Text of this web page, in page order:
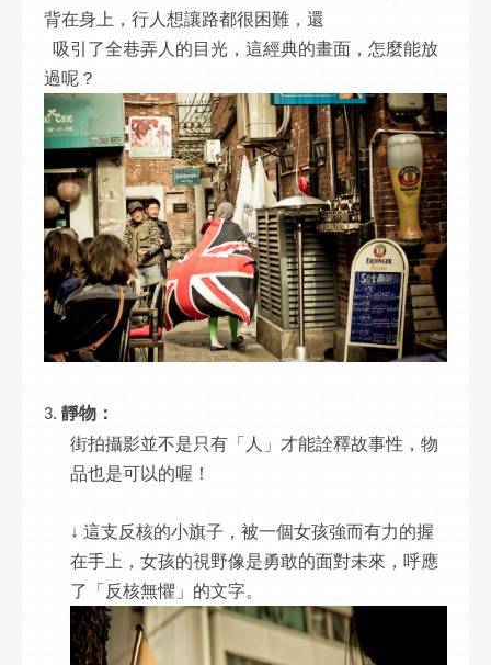
背在身上，行人想讓路都很困難，還
吸引了全巷弄人的目光，這經典的畫面，怎麼能放
過呢？
靜物：
街拍攝影並不是只有「人」才能詮釋故事性，物
品也是可以的喔！
↓ 這支反核的小旗子，被一個女孩強而有力的握
在手上，女孩的視野像是勇敢的面對未來，呼應
了「反核無懼」的文字。